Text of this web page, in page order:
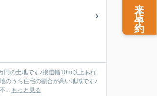
円の土地です♪接道幅10m以上あれ
のうち住宅の割合が高い地域です♪
... もっと見る
来店予約